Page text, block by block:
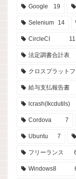
Google 19
Selenium 14
CircleCI 11
法定調書合計表
クロスプラット
給与支払報告書
lcrash(lkcdutils)
Cordova 7
Ubuntu 7
フリーランス
Windows8